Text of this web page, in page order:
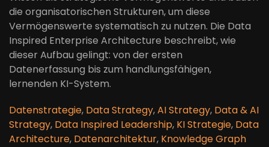
die organisatorischen Strukturen, um diese
Vermögenswerte systematisch zu nutzen. Die Data
Inspired Enterprise Architecture beschreibt, wie
dieser Aufbau gelingt: von der ersten
Datenerfassung bis zum handlungsfähigen,
lernenden KI-System.
Datenstrategie, Data Strategy,AI Strategy, Data & AI
Strategy, Data Inspired Leadership, KI Strategie, Data
Architecture, Datenarchitektur, Knowledge Graph